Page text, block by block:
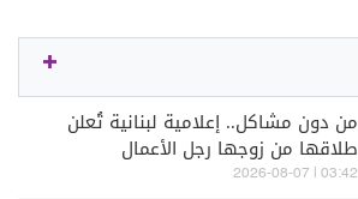
من دون مشاكل.. إعلامية لبنانية تُعلن
طلاقها من زوجها رجل الأعمال
03:42 | 2026-08-07